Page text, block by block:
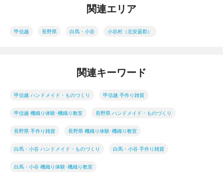
関連エリア
甲信越 長野県 白馬・小谷 小谷村（北安曇郡）
関連キーワード
甲信越 ハンドメイド・ものづくり 甲信越 手作り雑貨
甲信越 機織り体験･機織り教室 長野県 ハンドメイド・ものづくり
長野県 手作り雑貨 長野県 機織り体験･機織り教室
白馬・小谷 ハンドメイド・ものづくり 白馬・小谷 手作り雑貨
白馬・小谷 機織り体験･機織り教室